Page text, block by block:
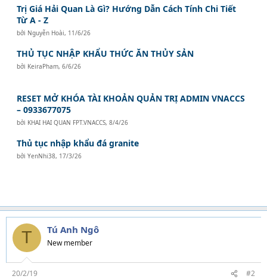
Trị Giá Hải Quan Là Gì? Hướng Dẫn Cách Tính Chi Tiết
Từ A - Z
bởi Nguyễn Hoài, 11/6/26
THỦ TỤC NHẬP KHẨU THỨC ĂN THỦY SẢN
bởi KeiraPham,6/6/26
RESET MỞ KHÓA TÀI KHOẢN QUẢN TRỊ ADMIN VNACCS
– 0933677075
bởi KHAI HAI QUAN FPT.VNACCS,8/4/26
Thủ tục nhập khẩu đá granite
bởiYenNhi38, 17/3/26
T Tú Anh Ngô
New member
20/2/19 #2